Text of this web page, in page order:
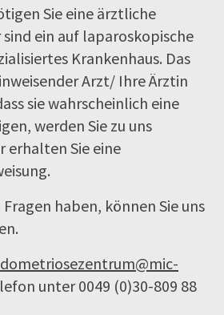
Sie eine ärztliche
sind ein auf laparoskopische
Krankenhaus. Das
Arzt/ Ihre Ärztin
sie wahrscheinlich eine
werden Sie zu uns
erhalten Sie eine
haben, können Sie uns
unter 0049 (0)30-809 88